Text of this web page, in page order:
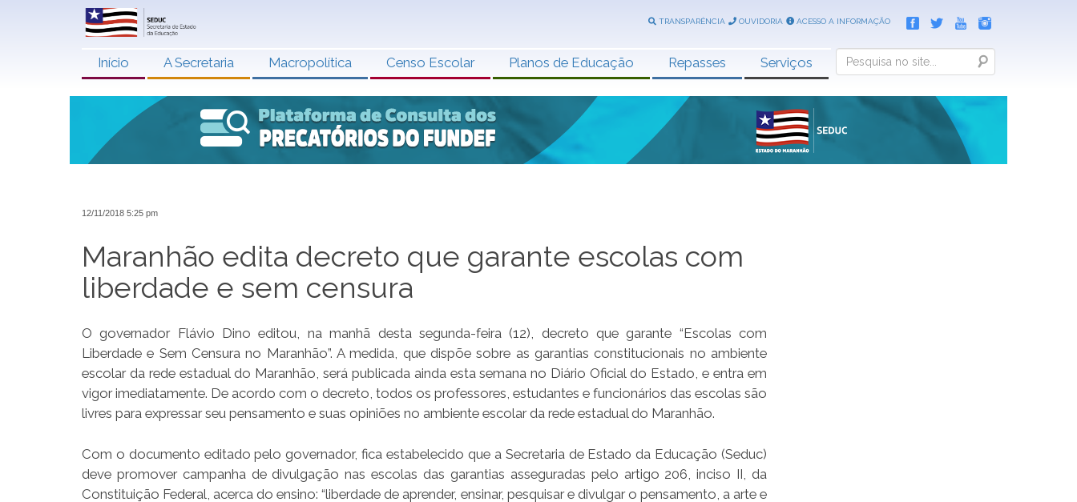
TRANSPARÊNCIA OUVIDORIA ACESSO A INFORMAÇÃO
Início A Secretaria Macropolítica Censo Escolar Planos de Educação Repasses Serviços Search
12/11/2018 5:25 pm
Maranhão edita decreto que garante escolas com
liberdade e sem censura
O governador Flávio Dino editou, na manhã desta segunda-feira (12), decreto que garante “Escolas com
Liberdade e Sem Censura no Maranhão”. A medida, que dispõe sobre as garantias constitucionais no ambiente
escolar da rede estadual do Maranhão, será publicada ainda esta semana no Diário Oficial do Estado, e entra em
vigor imediatamente. De acordo com o decreto, todos os professores, estudantes e funcionários das escolas são
livres para expressar seu pensamento e suas opiniões no ambiente escolar da rede estadual do Maranhão.
Com o documento editado pelo governador, fica estabelecido que a Secretaria de Estado da Educação (Seduc)
deve promover campanha de divulgação nas escolas das garantias asseguradas pelo artigo 206, inciso II, da
Constituição Federal, acerca do ensino: “liberdade de aprender, ensinar, pesquisar e divulgar o pensamento, a arte e